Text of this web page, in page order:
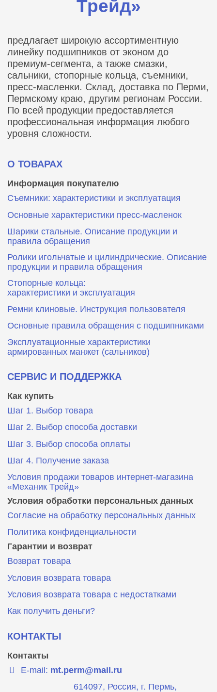
Трейд»
предлагает широкую ассортиментную
линейку подшипников от эконом до
премиум-сегмента, а также смазки,
сальники, стопорные кольца, съемники,
пресс-масленки. Склад, доставка по Перми,
Пермскому краю, другим регионам России.
По всей продукции предоставляется
профессиональная информация любого
уровня сложности.
О ТОВАРАХ
Информация покупателю
Съемники: характеристики и эксплуатация
Основные характеристики пресс‑масленок
Шарики стальные. Описание продукции и
правила обращения
Ролики игольчатые и цилиндрические. Описание
продукции и правила обращения
Стопорные кольца:
характеристики и эксплуатация
Ремни клиновые. Инструкция пользователя
Основные правила обращения с подшипниками
Эксплуатационные характеристики
армированных манжет (сальников)
СЕРВИС И ПОДДЕРЖКА
Как купить
Шаг 1. Выбор товара
Шаг 2. Выбор способа доставки
Шаг 3. Выбор способа оплаты
Шаг 4. Получение заказа
Условия продажи товаров интернет-магазина
«Механик Трейд»
Условия обработки персональных данных
Согласие на обработку персональных данных
Политика конфиденциальности
Гарантии и возврат
Возврат товара
Условия возврата товара
Условия возврата товара с недостатками
Как получить деньги?
КОНТАКТЫ
Контакты
E-mail: mt.perm@mail.ru
614097, Россия, г. Пермь,